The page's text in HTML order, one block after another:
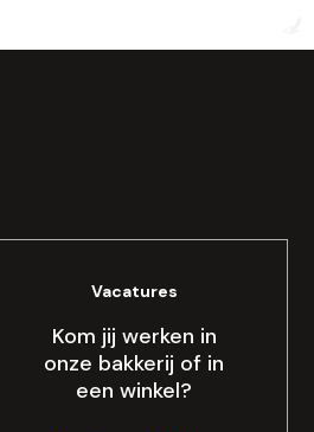
Kom jij werken in
onze bakkerij of in
een winkel?
Vacatures